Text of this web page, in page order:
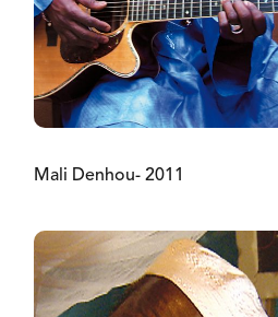
Mali Denhou- 2011